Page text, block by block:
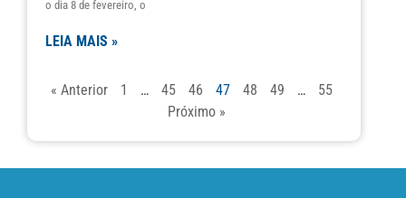
o dia 8 de fevereiro, o
LEIA MAIS »
« Anterior 1 … 45 46 47 48 49 …
55
Próximo »